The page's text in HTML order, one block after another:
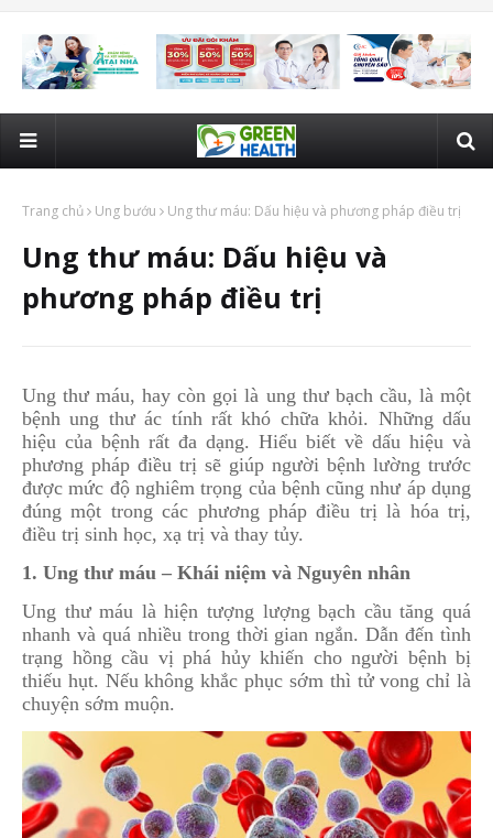
Trang chủ Ung bướu Ung thư máu: Dấu hiệu và phương pháp điều trị
Ung thư máu: Dấu hiệu và
phương pháp điều trị
Ung thư máu, hay còn gọi là ung thư bạch cầu, là một
bệnh ung thư ác tính rất khó chữa khỏi. Những dấu
hiệu của bệnh rất đa dạng. Hiểu biết về dấu hiệu và
phương pháp điều trị sẽ giúp người bệnh lường trước
được mức độ nghiêm trọng của bệnh cũng như áp dụng
đúng một trong các phương pháp điều trị là hóa trị,
điều trị sinh học, xạ trị và thay tủy.
1. Ung thư máu – Khái niệm và Nguyên nhân
Ung thư máu là hiện tượng lượng bạch cầu tăng quá
nhanh và quá nhiều trong thời gian ngắn. Dẫn đến tình
trạng hồng cầu vị phá hủy khiến cho người bệnh bị
thiếu hụt. Nếu không khắc phục sớm thì tử vong chỉ là
chuyện sớm muộn.